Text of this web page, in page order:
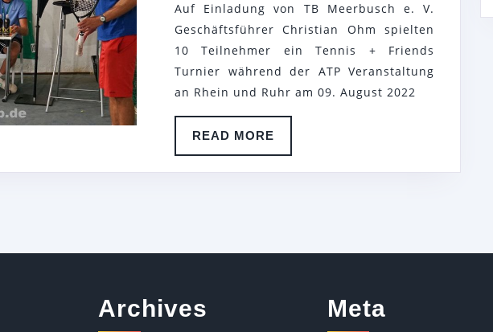
TURNIER
BEIM
ATP
EVENT
Auf Einladung von TB Meerbusch e. V.
Geschäftsführer Christian Ohm spielten
10 Teilnehmer ein Tennis + Friends
Turnier während der ATP Veranstaltung
an Rhein und Ruhr am 09. August 2022
READ MORE
MORE
Archives Meta